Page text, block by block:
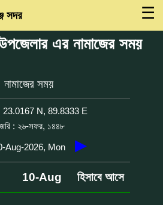
☰
সদর
এর নামাজের সময়
নামাজের সময়
23.0167 N, 89.8333 E
: ২৬-সফর, ১৪৪৮
Aug-2026, Mon ▶
10-Aug হিসাবে আসে